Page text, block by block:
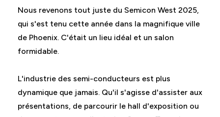
Nous revenons tout juste du Semicon West 2025,
qui s'est tenu cette année dans la magnifique ville
de Phoenix. C'était un lieu idéal et un salon
formidable.
L'industrie des semi-conducteurs est plus
dynamique que jamais. Qu'il s'agisse d'assister aux
présentations, de parcourir le hall d'exposition ou